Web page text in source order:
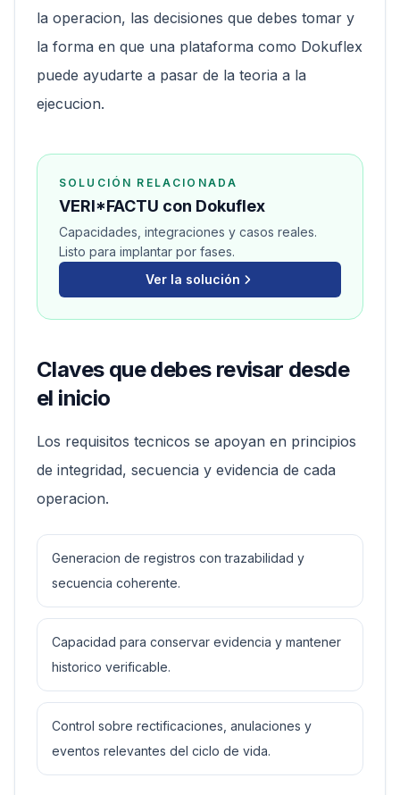
la operacion, las decisiones que debes tomar y
la forma en que una plataforma como Dokuflex
puede ayudarte a pasar de la teoria a la
ejecucion.
SOLUCIÓN RELACIONADA
VERI*FACTU con Dokuflex
Capacidades, integraciones y casos reales.
Listo para implantar por fases.
Ver la solución
Claves que debes revisar desde
el inicio
Los requisitos tecnicos se apoyan en principios
de integridad, secuencia y evidencia de cada
operacion.
Generacion de registros con trazabilidad y
secuencia coherente.
Capacidad para conservar evidencia y mantener
historico verificable.
Control sobre rectificaciones, anulaciones y
eventos relevantes del ciclo de vida.